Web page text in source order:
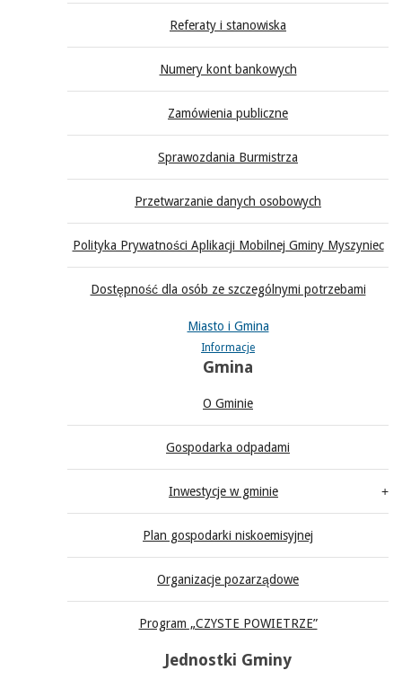
Referaty i stanowiska
Numery kont bankowych
Zamówienia publiczne
Sprawozdania Burmistrza
Przetwarzanie danych osobowych
Polityka Prywatności Aplikacji Mobilnej Gminy Myszyniec
Dostępność dla osób ze szczególnymi potrzebami
Miasto i Gmina
Informacje
Gmina
O Gminie
Gospodarka odpadami
Inwestycje w gminie
Plan gospodarki niskoemisyjnej
Organizacje pozarządowe
Program „CZYSTE POWIETRZE”
Jednostki Gminy